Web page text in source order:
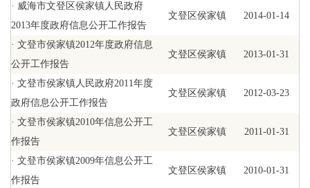
· 威海市文登区侯家镇人民政府
2013年度政府信息公开工作报告
文登区侯家镇 2014-01-14
· 文登市侯家镇2012年度政府信息
公开工作报告
文登区侯家镇 2013-01-31
· 文登市侯家镇人民政府2011年度
政府信息公开工作报告
文登区侯家镇 2012-03-23
· 文登市侯家镇2010年信息公开工
作报告
文登区侯家镇 2011-01-31
· 文登市侯家镇2009年信息公开工
作报告
文登区侯家镇 2010-01-31